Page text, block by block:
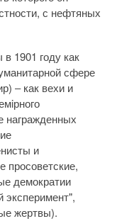
с нефтяных
1901 году как
сфере
‒ как вехи и
награжденных
и
просоветские,
демократии
эксперимент",
жертвы).